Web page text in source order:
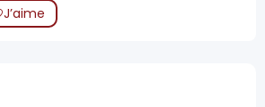
J’aime